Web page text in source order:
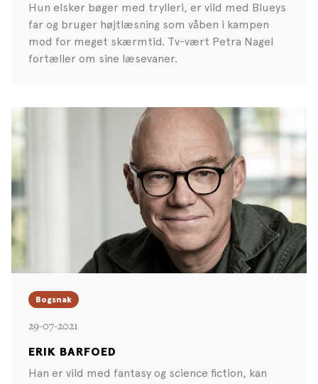
Hun elsker bøger med trylleri, er vild med Blueys
far og bruger højtlæsning som våben i kampen
mod for meget skærmtid. Tv-vært Petra Nagel
fortæller om sine læsevaner.
Bogsnak
29-07-2021
ERIK BARFOED
Han er vild med fantasy og science fiction, kan